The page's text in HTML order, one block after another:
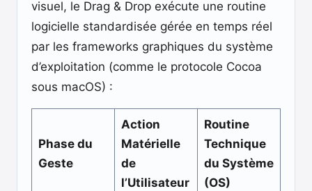
visuel, le Drag & Drop exécute une routine
logicielle standardisée gérée en temps réel
par les frameworks graphiques du système
d’exploitation (comme le protocole Cocoa
sous macOS) :
Phase du
Geste
Action
Matérielle
de
l’Utilisateur
Routine
Technique
du Système
(OS)